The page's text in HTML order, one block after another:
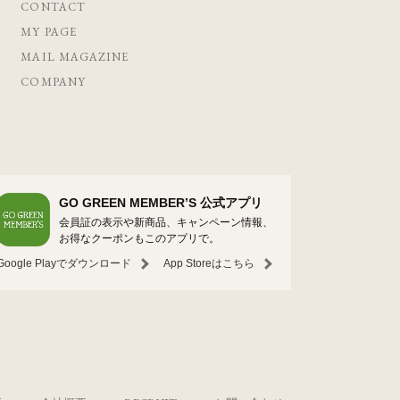
CONTACT
MY PAGE
MAIL MAGAZINE
COMPANY
GO GREEN MEMBER’S 公式アプリ
会員証の表示や新商品、キャンペーン情報、
お得なクーポンもこのアプリで。
Playでダウンロード
App Storeはこちら